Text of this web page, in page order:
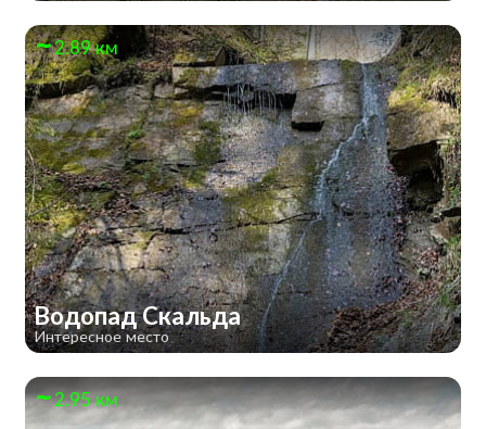
2.89 км
Водопад Скальда
Интересное место
2.95 км